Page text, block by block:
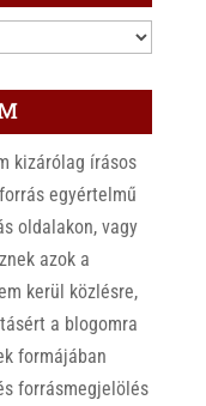
kizárólag írásos
egyértelmű
oldalakon, vagy
azok a
kerül közlésre,
a blogomra
formájában
forrásmegjelölés